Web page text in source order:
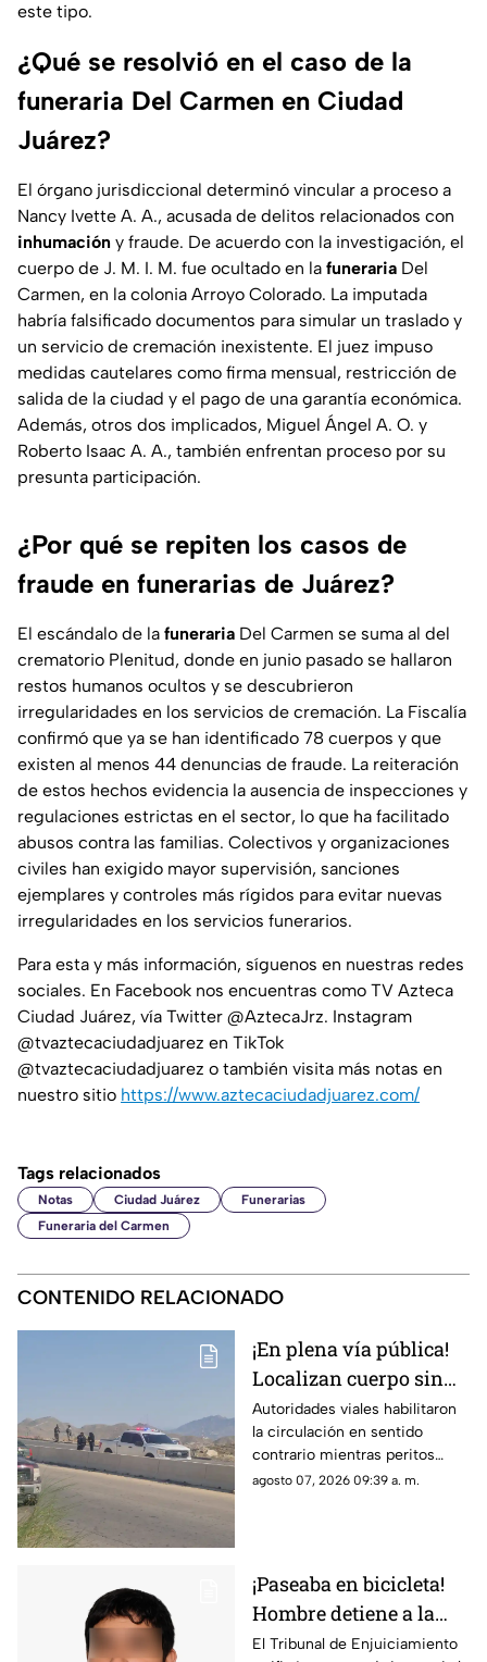
este tipo.
¿Qué se resolvió en el caso de la
funeraria Del Carmen en Ciudad
Juárez?
El órgano jurisdiccional determinó vincular a proceso a
Nancy Ivette A. A., acusada de delitos relacionados con
inhumación y fraude. De acuerdo con la investigación, el
cuerpo de J. M. I. M. fue ocultado en la funeraria Del
Carmen, en la colonia Arroyo Colorado. La imputada
habría falsificado documentos para simular un traslado y
un servicio de cremación inexistente. El juez impuso
medidas cautelares como firma mensual, restricción de
salida de la ciudad y el pago de una garantía económica.
Además, otros dos implicados, Miguel Ángel A. O. y
Roberto Isaac A. A., también enfrentan proceso por su
presunta participación.
¿Por qué se repiten los casos de
fraude en funerarias de Juárez?
El escándalo de la funeraria Del Carmen se suma al del
crematorio Plenitud, donde en junio pasado se hallaron
restos humanos ocultos y se descubrieron
irregularidades en los servicios de cremación. La Fiscalía
confirmó que ya se han identificado 78 cuerpos y que
existen al menos 44 denuncias de fraude. La reiteración
de estos hechos evidencia la ausencia de inspecciones y
regulaciones estrictas en el sector, lo que ha facilitado
abusos contra las familias. Colectivos y organizaciones
civiles han exigido mayor supervisión, sanciones
ejemplares y controles más rígidos para evitar nuevas
irregularidades en los servicios funerarios.
Para esta y más información, síguenos en nuestras redes
sociales. En Facebook nos encuentras como TV Azteca
Ciudad Juárez, vía Twitter @AztecaJrz. Instagram
@tvaztecaciudadjuarez en TikTok
@tvaztecaciudadjuarez o también visita más notas en
nuestro sitio https://www.aztecaciudadjuarez.com/
Tags relacionados
Notas Ciudad Juárez
Funerarias
Funeraria del Carmen
CONTENIDO RELACIONADO
¡En plena vía pública!
Localizan cuerpo sin
vida en Camino Real;
desvían tráfico
Autoridades viales habilitaron
la circulación en sentido
contrario mientras peritos
procesan la escena; solicitan
agosto 07, 2026 09:39 a. m.
¡Paseaba en bicicleta!
Hombre detiene a la
fuerza a menor de 12
El Tribunal de Enjuiciamiento